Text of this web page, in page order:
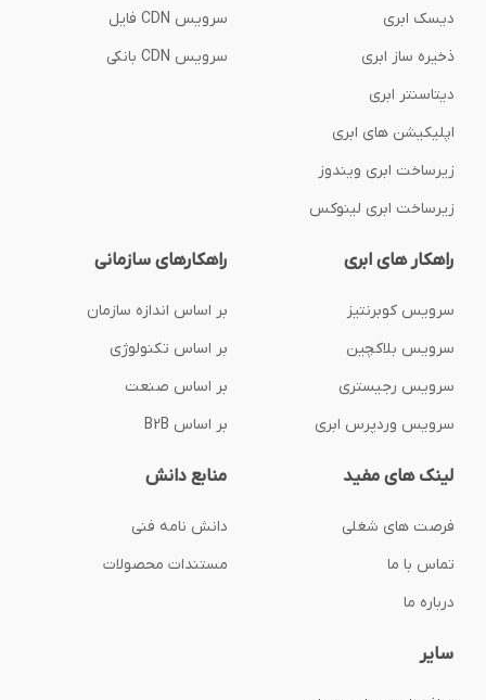
دیسک ابری
ذخیره ساز ابری
دیتاسنتر ابری
اپلیکیشن های ابری
زیرساخت ابری ویندوز
زیرساخت ابری لینوکس
سرویس CDN فایل
سرویس CDN بانکی
راهکار های ابری
سرویس کوبرنتیز
سرویس بلاکچین
سرویس رجیستری
سرویس وردپرس ابری
راهکارهای سازمانی
بر اساس اندازه سازمان
بر اساس تکنولوژی
بر اساس صنعت
بر اساس B2B
لینک های مفید
فرصت های شغلی
تماس با ما
درباره ما
منابع دانش
دانش نامه فنی
مستندات محصولات
سایر